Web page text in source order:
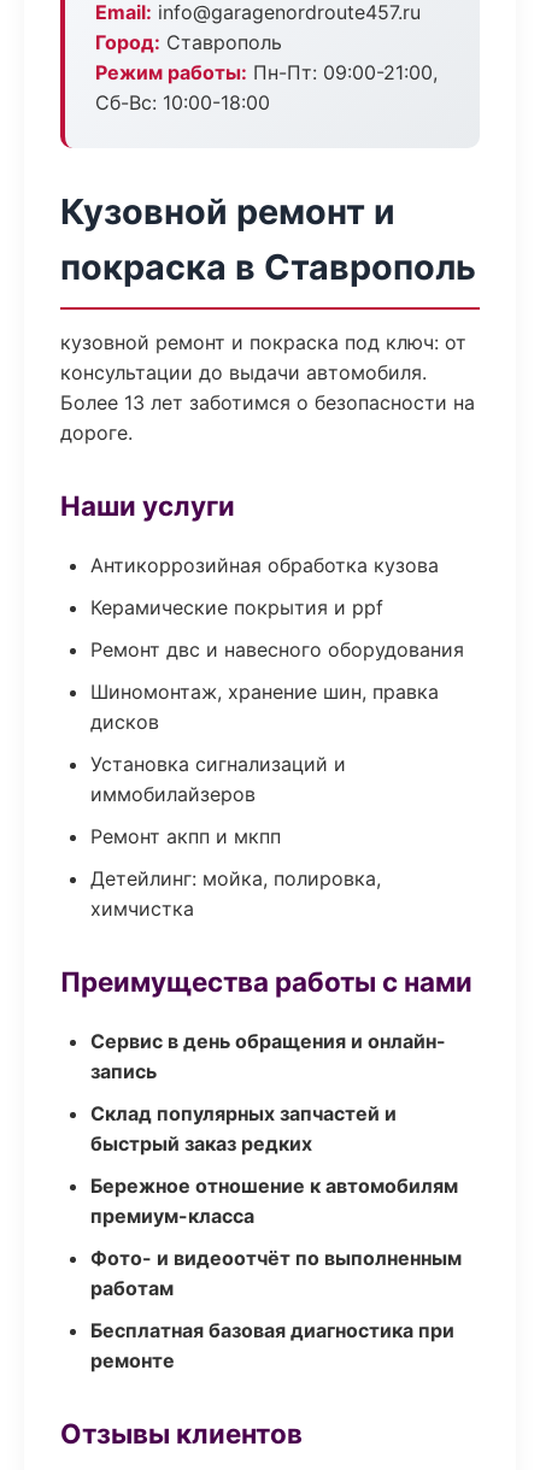
Email: info@garagenordroute457.ru
Город: Ставрополь
Режим работы: Пн-Пт: 09:00-21:00,
Сб-Вс: 10:00-18:00
Кузовной ремонт и
покраска в Ставрополь
кузовной ремонт и покраска под ключ: от
консультации до выдачи автомобиля.
Более 13 лет заботимся о безопасности на
дороге.
Наши услуги
Антикоррозийная обработка кузова
Керамические покрытия и ppf
Ремонт двс и навесного оборудования
Шиномонтаж, хранение шин, правка
дисков
Установка сигнализаций и
иммобилайзеров
Ремонт акпп и мкпп
Детейлинг: мойка, полировка,
химчистка
Преимущества работы с нами
Сервис в день обращения и онлайн-
запись
Склад популярных запчастей и
быстрый заказ редких
Бережное отношение к автомобилям
премиум-класса
Фото- и видеоотчёт по выполненным
работам
Бесплатная базовая диагностика при
ремонте
Отзывы клиентов